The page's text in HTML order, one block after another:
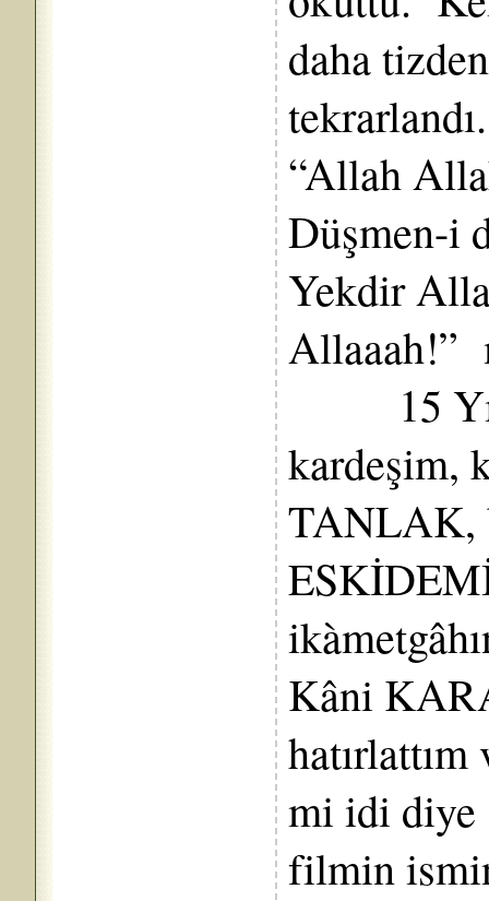
daha
“Allah
Düşmen-i
Yekdir
Allaaah!”
15 Yıl
kardeşim,
TANLAK,
Kâni
mi idi diye
filmin